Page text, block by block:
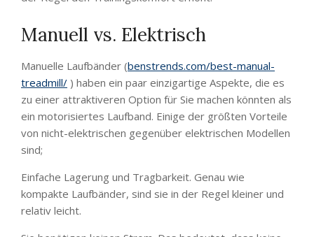
Manuell vs. Elektrisch
Manuelle Laufbänder (benstrends.com/best-manual-
treadmill/ ) haben ein paar einzigartige Aspekte, die es
zu einer attraktiveren Option für Sie machen könnten als
ein motorisiertes Laufband. Einige der größten Vorteile
von nicht-elektrischen gegenüber elektrischen Modellen
sind;
Einfache Lagerung und Tragbarkeit. Genau wie
kompakte Laufbänder, sind sie in der Regel kleiner und
relativ leicht.